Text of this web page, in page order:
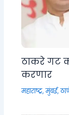
ठाकरे गट
करणार
महाराष्ट्र,मुंबई,